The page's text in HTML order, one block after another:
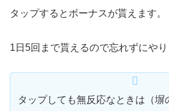
タップするとボーナスが貰えます。
1日5回まで貰えるので忘れずにやり
タップしても無反応なときは（塀